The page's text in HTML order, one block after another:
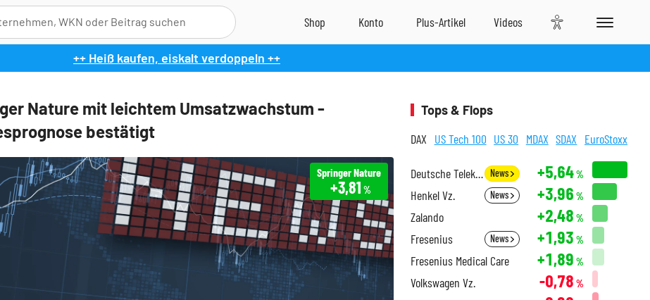
++ Heiß kaufen, eiskalt verdoppeln ++
Nature mit leichtem Umsatzwachstum -
bestätigt
Springer Nature
+3,81 %
Tops & Flops
DAX US Tech 100 US 30 MDAX SDAX EuroStoxx
Deutsche Telekom News +5,64%
Henkel Vz. News +3,96 %
Zalando +2,48 %
Fresenius News +1,93 %
Fresenius Medical Care +1,89 %
Volkswagen Vz. -0,78 %